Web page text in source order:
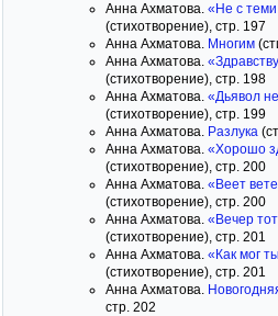
Анна Ахматова. «Не с
(стихотворение), стр. 197
Анна Ахматова. Многим
Анна Ахматова.
(стихотворение), стр. 198
Анна Ахматова. «Дьявол
(стихотворение), стр. 199
Анна Ахматова. Разлука
Анна Ахматова. «Хорошо
(стихотворение), стр. 200
Анна Ахматова. «Веет
(стихотворение), стр. 200
Анна Ахматова. «Вечер
(стихотворение), стр. 201
Анна Ахматова. «Как мог
(стихотворение), стр. 201
Анна Ахматова.
стр. 202